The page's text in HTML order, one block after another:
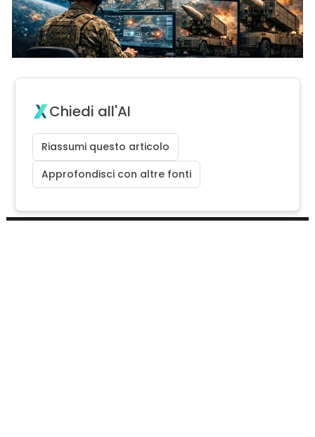
Chiedi all'AI
Riassumi questo articolo
Approfondisci con altre fonti